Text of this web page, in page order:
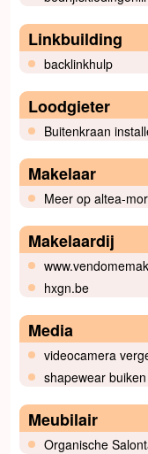
Linkbuilding
backlinkhulp
Loodgieter
Buitenkraan
Makelaar
Meer op altea-
Makelaardij
hxgn.be
Media
videocamera
shapewear
Meubilair
Organische